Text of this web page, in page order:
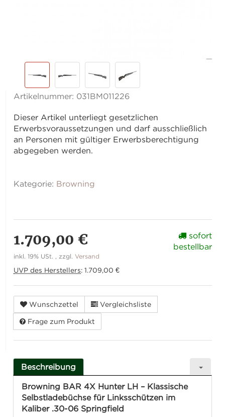
Artikelnummer: 031BM011226
Dieser Artikel unterliegt gesetzlichen
Erwerbsvoraussetzungen und darf ausschließlich
an Personen mit gültiger Erwerbsberechtigung
abgegeben werden.
Kategorie: Browning
1.709,00 €
inkl. 19% USt. , zzgl.Versand
UVP des Herstellers:1.709,00 €
sofort
bestellbar
Wunschzettel Vergleichsliste
Frage zum Produkt
Beschreibung
Browning BAR 4X Hunter LH – Klassische
Selbstladebüchse für Linksschützen im
Kaliber .30-06 Springfield